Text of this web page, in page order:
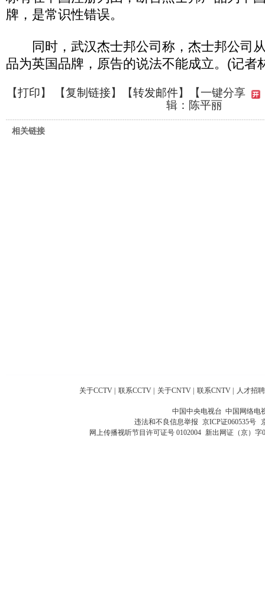
牌，是常识性错误。
同时，武汉杰士邦公司称，杰士邦公司
品为英国品牌，原告的说法不能成立。(记者
【打印】 【复制链接】【转发邮件】
【一键分享
辑：陈平丽
相关链接
关于CCTV | 联系CCTV | 关于CNTV | 联系CNTV | 人才招聘
中国中央电视台 中国网络电
违法和不良信息举报 京ICP证060535号
网上传播视听节目许可证号 0102004 新出网证（京）